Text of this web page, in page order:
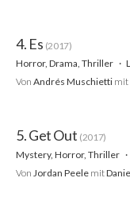
4. Es (2017)
Horror, Drama, Thriller
Von Andrés Muschietti mit
5. Get Out (2017)
Mystery, Horror, Thriller
Von Jordan Peele mit